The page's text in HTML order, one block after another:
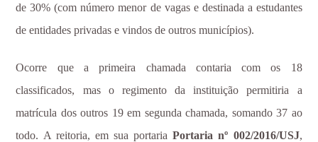
de 30% (com número menor de vagas e destinada a estudantes
de entidades privadas e vindos de outros municípios).
Ocorre que a primeira chamada contaria com os 18
classificados, mas o regimento da instituição permitiria a
matrícula dos outros 19 em segunda chamada, somando 37 ao
todo. A reitoria, em sua portariaPortaria nº 002/2016/USJ,